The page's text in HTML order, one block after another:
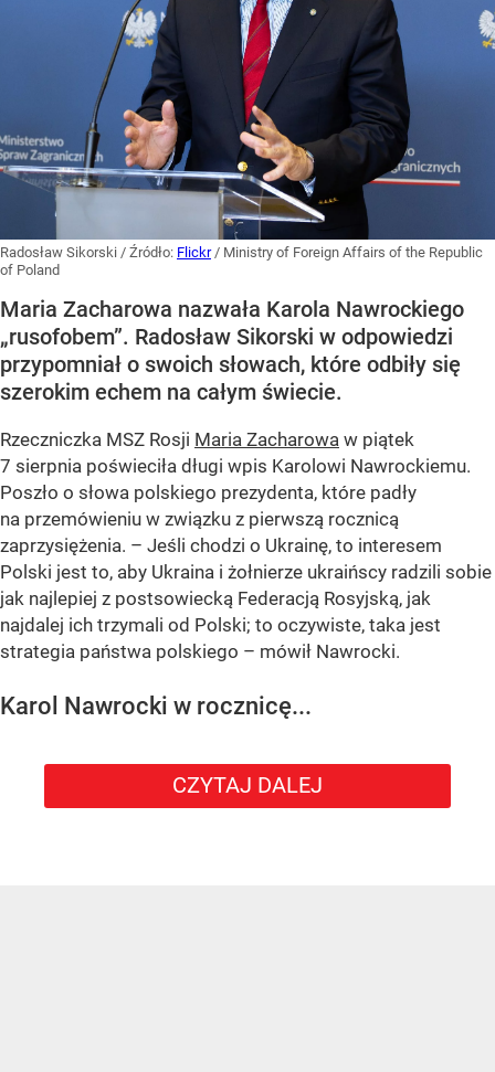
Radosław Sikorski / Źródło: Flickr / Ministry of Foreign Affairs of the Republic
of Poland
Maria Zacharowa nazwała Karola Nawrockiego
„rusofobem”. Radosław Sikorski w odpowiedzi
przypomniał o swoich słowach, które odbiły się
szerokim echem na całym świecie.
Rzeczniczka MSZ Rosji Maria Zacharowa w piątek
7 sierpnia poświeciła długi wpis Karolowi Nawrockiemu.
Poszło o słowa polskiego prezydenta, które padły
na przemówieniu w związku z pierwszą rocznicą
zaprzysiężenia. – Jeśli chodzi o Ukrainę, to interesem
Polski jest to, aby Ukraina i żołnierze ukraińscy radzili sobie
jak najlepiej z postsowiecką Federacją Rosyjską, jak
najdalej ich trzymali od Polski; to oczywiste, taka jest
strategia państwa polskiego – mówił Nawrocki.
Karol Nawrocki w rocznicę...
CZYTAJ DALEJ